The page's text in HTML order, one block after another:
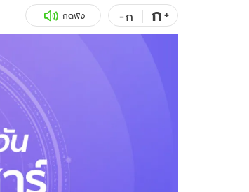
สุขภาพ
เที่ยว-กิน
Sanook Choice
ดูทีวี
WeTV
กดฟัง -ก ก+